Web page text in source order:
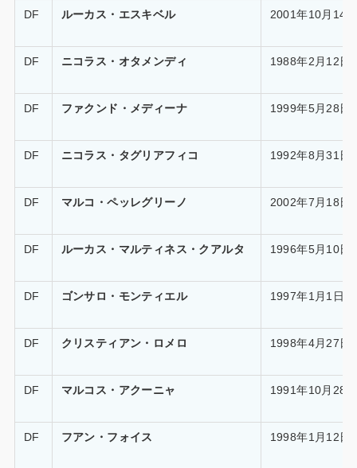
DF ルーカス・エスキベル 2001年10月14
DF ニコラス・オタメンディ 1988年2月12日
DF ファクンド・メディーナ 1999年5月28日
DF ニコラス・タグリアフィコ 1992年8月31日
DF マルコ・ペッレグリーノ 2002年7月18日
DF ルーカス・マルティネス・クアルタ 1996年5月10日
DF ゴンサロ・モンティエル 1997年1月1日
DF クリスティアン・ロメロ 1998年4月27日
DF マルコス・アクーニャ 1991年10月28
DF フアン・フォイス 1998年1月12日